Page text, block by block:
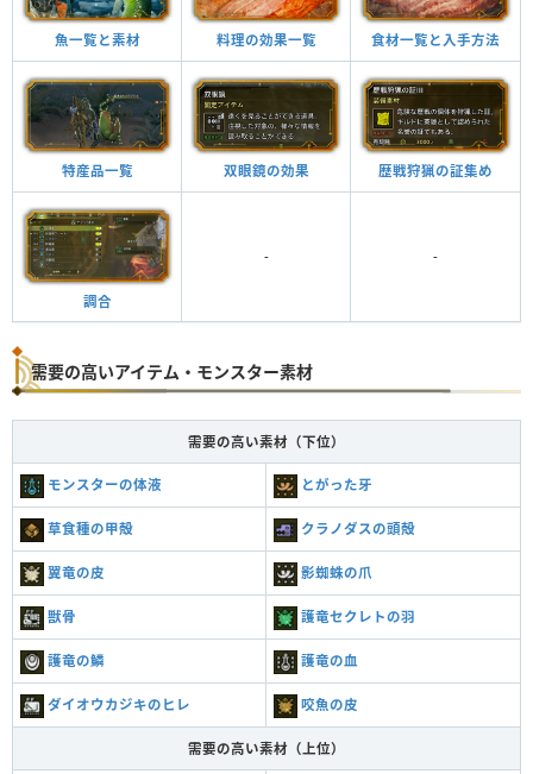
魚一覧と素材 料理の効果一覧 食材一覧と入手方法
特産品一覧 双眼鏡の効果 歴戦狩猟の証集め
調合
- -
需要の高いアイテム・モンスター素材
需要の高い素材（下位）
モンスターの体液 とがった牙
草食種の甲殻 クラノダスの頭殻
翼竜の皮 影蜘蛛の爪
獣骨 護竜セクレトの羽
護竜の鱗 護竜の血
ダイオウカジキのヒレ 咬魚の皮
需要の高い素材（上位）